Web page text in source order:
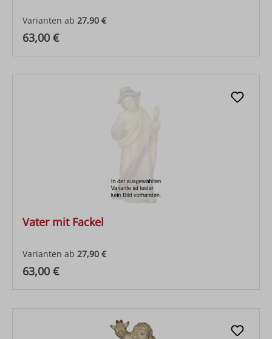
Varianten ab 27,90 €
Regulärer Preis:
63,00 €
Vater mit Fackel
Varianten ab 27,90 €
Regulärer Preis:
63,00 €